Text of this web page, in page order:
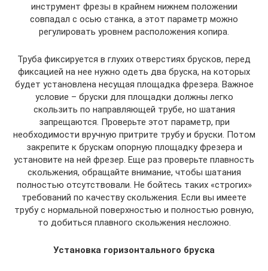
инструмент фрезы в крайнем нижнем положении
совпадал с осью станка, а этот параметр можно
регулировать уровнем расположения копира.
Труба фиксируется в глухих отверстиях брусков, перед
фиксацией на нее нужно одеть два бруска, на которых
будет установлена несущая площадка фрезера. Важное
условие – бруски для площадки должны легко
скользить по направляющей трубе, но шатания
запрещаются. Проверьте этот параметр, при
необходимости вручную притрите трубу и бруски. Потом
закрепите к брускам опорную площадку фрезера и
установите на ней фрезер. Еще раз проверьте плавность
скольжения, обращайте внимание, чтобы шатания
полностью отсутствовали. Не бойтесь таких «строгих»
требований по качеству скольжения. Если вы имеете
трубу с нормальной поверхностью и полностью ровную,
то добиться плавного скольжения несложно.
Установка горизонтального бруска